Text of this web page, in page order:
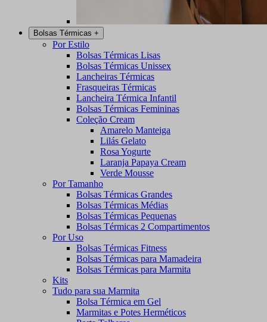
Bolsas Térmicas +
Por Estilo
Bolsas Térmicas Lisas
Bolsas Térmicas Unissex
Lancheiras Térmicas
Frasqueiras Térmicas
Lancheira Térmica Infantil
Bolsas Térmicas Femininas
Coleção Cream
Amarelo Manteiga
Lilás Gelato
Rosa Yogurte
Laranja Papaya Cream
Verde Mousse
Por Tamanho
Bolsas Térmicas Grandes
Bolsas Térmicas Médias
Bolsas Térmicas Pequenas
Bolsas Térmicas 2 Compartimentos
Por Uso
Bolsas Térmicas Fitness
Bolsas Térmicas para Mamadeira
Bolsas Térmicas para Marmita
Kits
Tudo para sua Marmita
Bolsa Térmica em Gel
Marmitas e Potes Herméticos